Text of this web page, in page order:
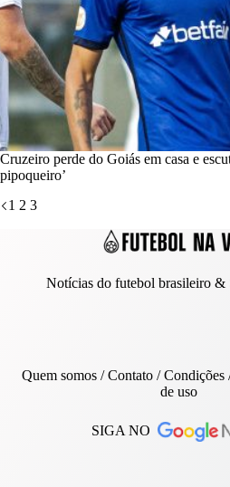
Cruzeiro perde do Goiás em casa e
pipoqueiro’
1 2 3
Notícias do futebol brasileiro &
Quem somos/Contato/ Condições
de uso
SIGA NO